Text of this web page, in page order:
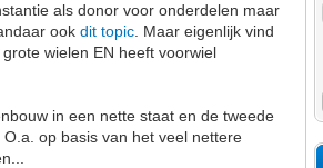
als donor voor onderdelen maar
ookdit topic . Maar eigenlijk vind
wielen EN heeft voorwiel
in een nette staat en de tweede
op basis van het veel nettere